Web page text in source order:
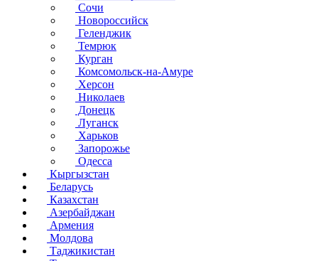
Сочи
Новороссийск
Геленджик
Темрюк
Курган
Комсомольск-на-Амуре
Херсон
Николаев
Донецк
Луганск
Харьков
Запорожье
Одесса
Кыргызстан
Беларусь
Казахстан
Азербайджан
Армения
Молдова
Таджикистан